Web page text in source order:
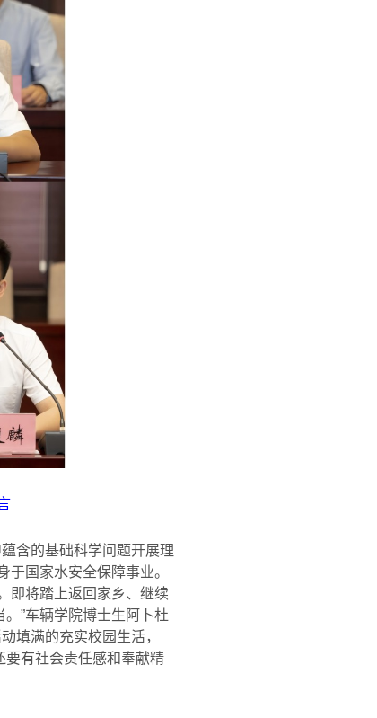
含的基础科学问题开展理
国家水安全保障事业。
即将踏上返回家乡、继续
”车辆学院博士生阿卜杜
填满的充实校园生活，
要有社会责任感和奉献精